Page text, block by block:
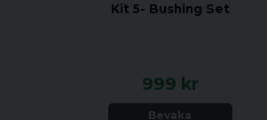
Kit 5- Bushing Set
999 kr
Bevaka